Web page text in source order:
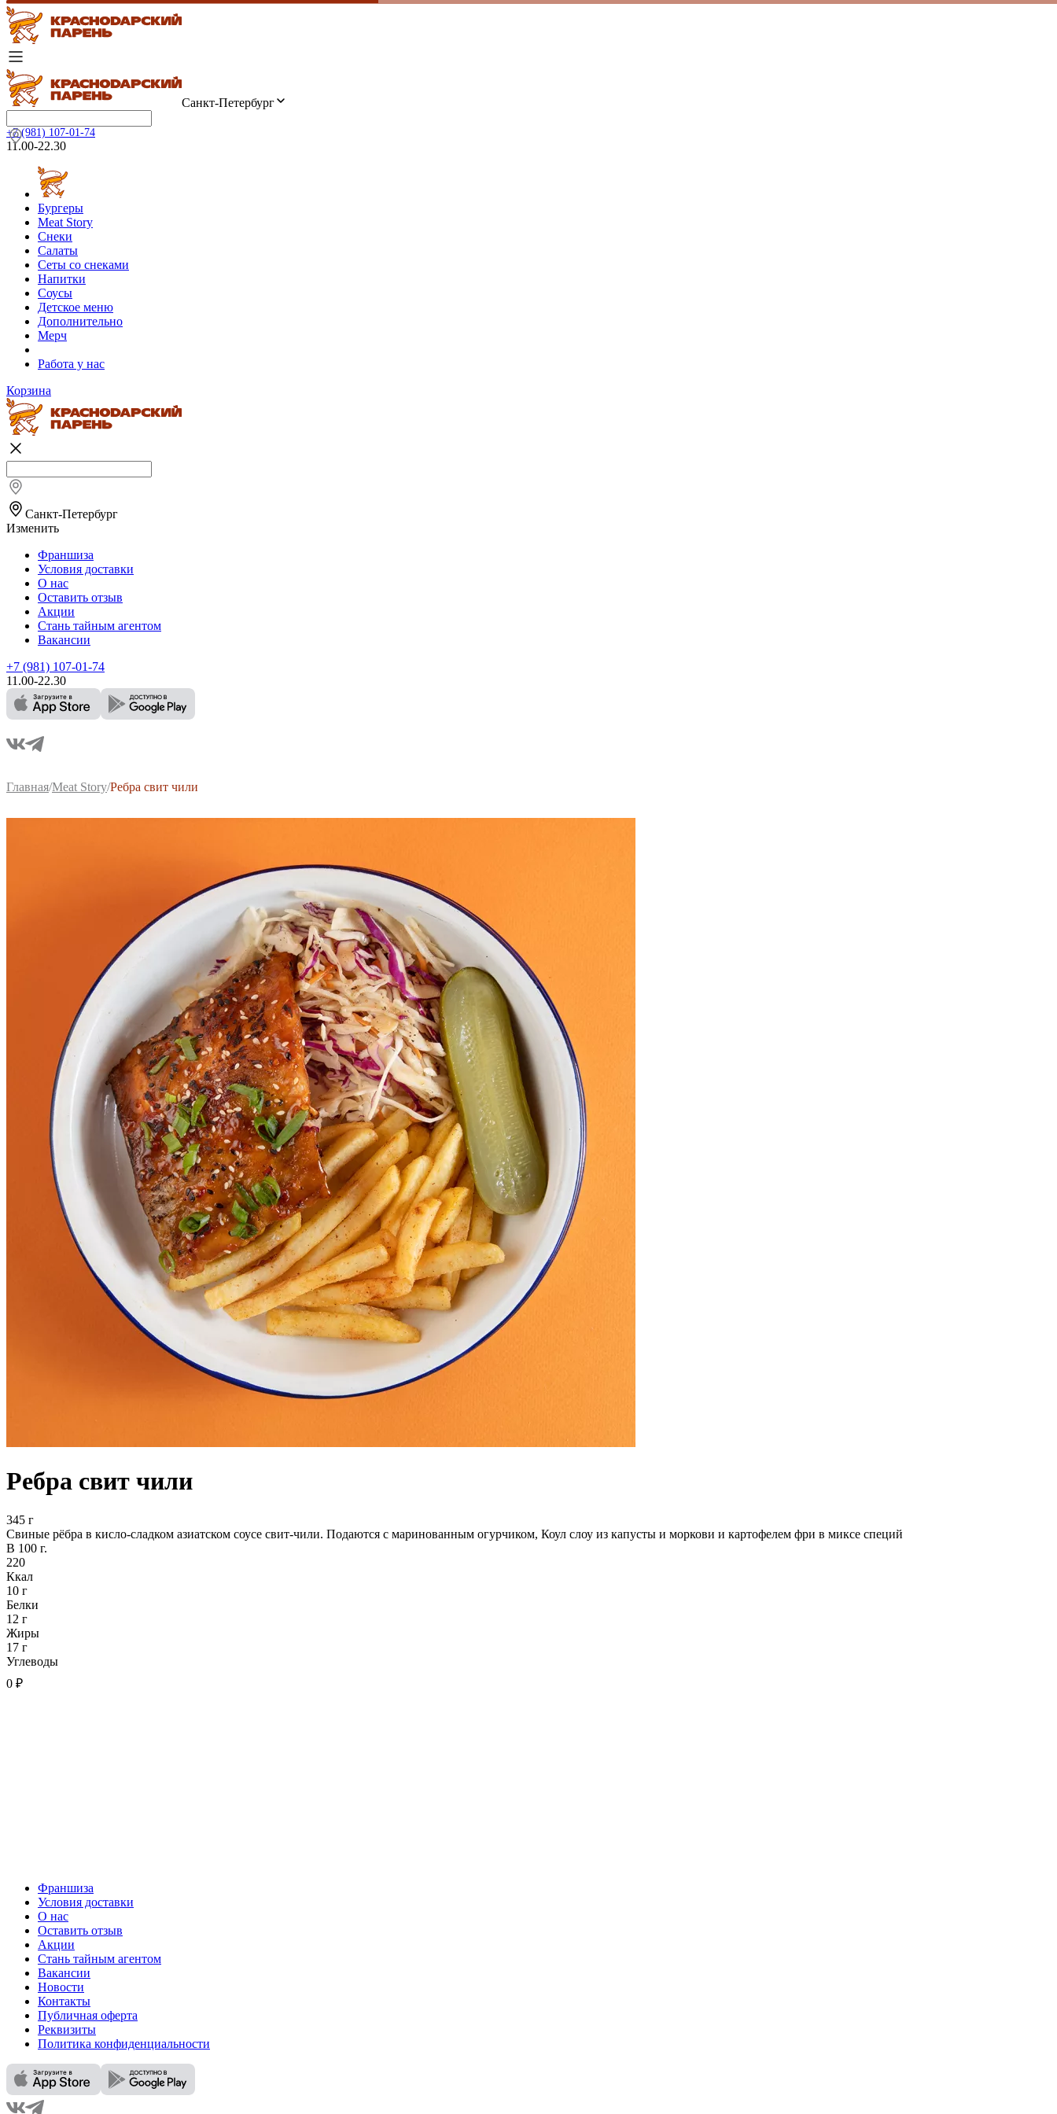
Санкт-Петербург
+7 (981) 107-01-74
11.00-22.30
Бургеры
Meat Story
Снеки
Салаты
Сеты со снеками
Напитки
Соусы
Детское меню
Дополнительно
Мерч
Работа у нас
Корзина
Санкт-Петербург
Изменить
Франшиза
Условия доставки
О нас
Оставить отзыв
Акции
Стань тайным агентом
Вакансии
+7 (981) 107-01-74
11.00-22.30
Главная/Meat Story/Ребра свит чили
Ребра свит чили
345 г
Свиные рёбра в кисло-сладком азиатском соусе свит-чили. Подаются с маринованным огурчиком, Коул слоу из капусты и моркови и картофелем фри в миксе специй
В 100 г.
220
Ккал
10 г
Белки
12 г
Жиры
17 г
Углеводы
0 ₽
Франшиза
Условия доставки
О нас
Оставить отзыв
Акции
Стань тайным агентом
Вакансии
Новости
Контакты
Публичная оферта
Реквизиты
Политика конфиденциальности